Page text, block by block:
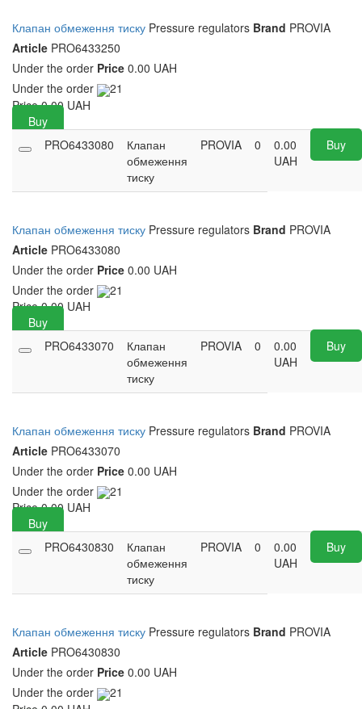
Клапан обмеження тиску Pressure regulators Brand PROVIA
Article PRO6433250
Under the order Price 0.00 UAH
Under the order
21
Price 0.00 UAH
Buy
PRO6433080
Клапан
обмеження
тиску
PROVIA 0
0.00
UAH
Buy
Клапан обмеження тиску Pressure regulators Brand PROVIA
Article PRO6433080
Under the order Price 0.00 UAH
Under the order
21
Price 0.00 UAH
Buy
PRO6433070
Клапан
обмеження
тиску
PROVIA 0
0.00
UAH
Buy
Клапан обмеження тиску Pressure regulators Brand PROVIA
Article PRO6433070
Under the order Price 0.00 UAH
Under the order
21
Price 0.00 UAH
Buy
PRO6430830
Клапан
обмеження
тиску
PROVIA 0
0.00
UAH
Buy
Клапан обмеження тиску Pressure regulators Brand PROVIA
Article PRO6430830
Under the order Price 0.00 UAH
Under the order
21